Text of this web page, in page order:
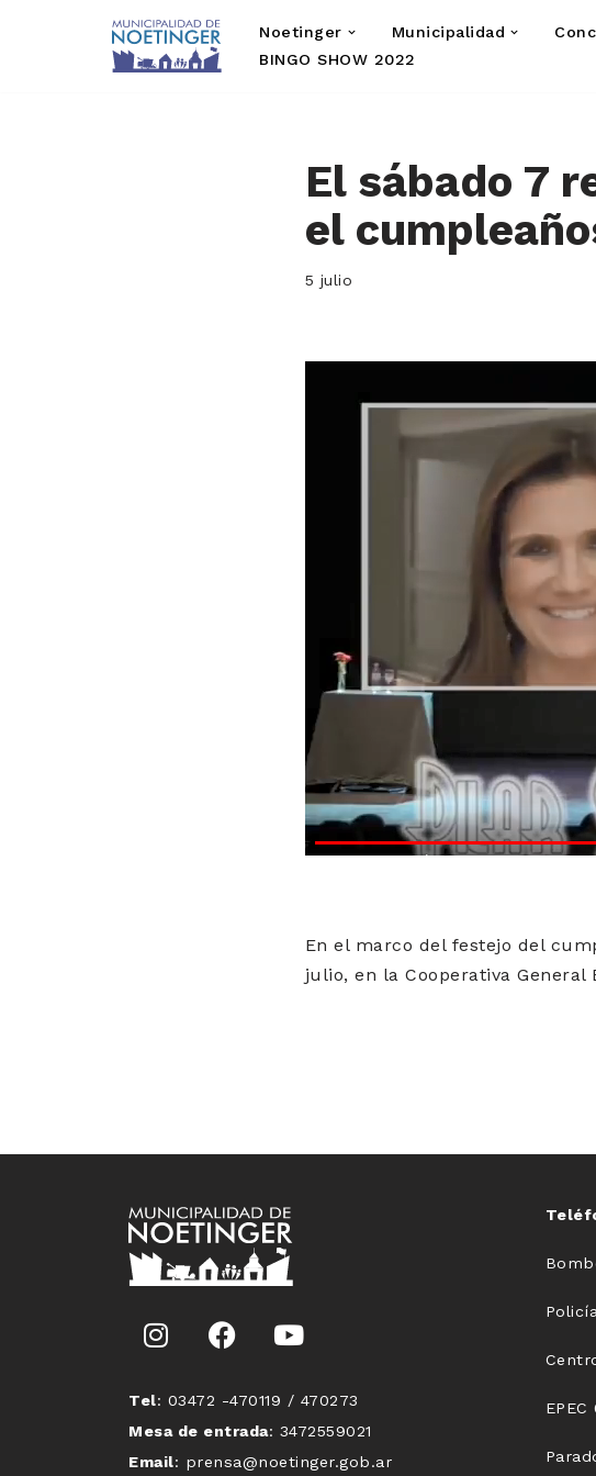
Noetinger Municipalidad
BINGO SHOW 2022
El sábado 7
el
5 julio
En el marco del festejo del
julio, en la Cooperativa General
Tel: 03472 -470119 / 470273
Mesa de entrada: 3472559021
Email: prensa@noetinger.gob.ar
EPEC